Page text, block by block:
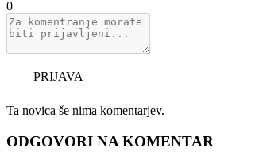
0
PRIJAVA
Ta novica še nima komentarjev.
ODGOVORI NA KOMENTAR